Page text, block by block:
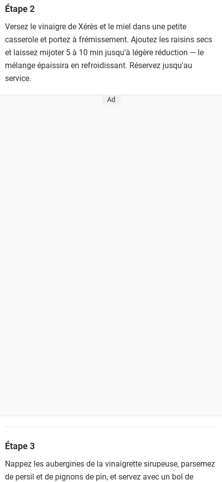
Étape 2
Versez le vinaigre de Xérès et le miel dans une petite
casserole et portez à frémissement. Ajoutez les raisins secs
et laissez mijoter 5 à 10 min jusqu'à légère réduction — le
mélange épaissira en refroidissant. Réservez jusqu'au
service.
Ad
Étape 3
Nappez les aubergines de la vinaigrette sirupeuse, parsemez
de persil et de pignons de pin, et servez avec un bol de